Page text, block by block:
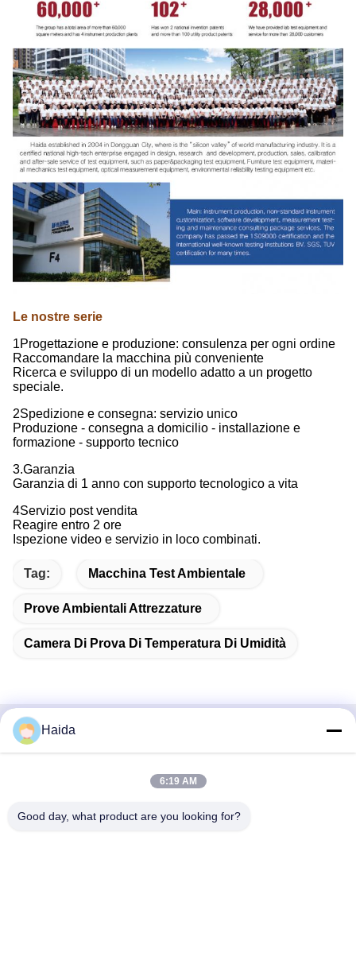
Le nostre serie
1Progettazione e produzione: consulenza per ogni ordine
Raccomandare la macchina più conveniente
Ricerca e sviluppo di un modello adatto a un progetto
speciale.
2Spedizione e consegna: servizio unico
Produzione - consegna a domicilio - installazione e
formazione - supporto tecnico
3.Garanzia
Garanzia di 1 anno con supporto tecnologico a vita
4Servizio post vendita
Reagire entro 2 ore
Ispezione video e servizio in loco combinati.
Tag: Macchina Test Ambientale
Prove Ambientali Attrezzature
Camera Di Prova Di Temperatura Di Umidità
Contatto rapido
Digital, distretto di Nancheng, città di Dongguan, provincia
Haida
6:19 AM
Good day, what product are you looking for?